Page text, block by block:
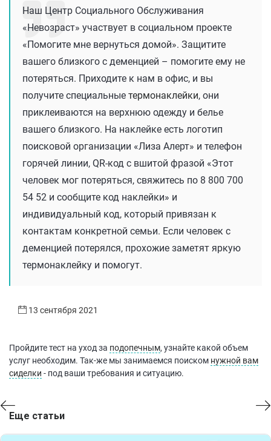
Наш Центр Социального Обслуживания
«Невозраст» участвует в социальном проекте
«Помогите мне вернуться домой». Защитите
вашего близкого с деменцией – помогите ему не
потеряться. Приходите к нам в офис, и вы
получите специальные термонаклейки, они
приклеиваются на верхнюю одежду и белье
вашего близкого. На наклейке есть логотип
поисковой организации «Лиза Алерт» и телефон
горячей линии, QR-код с вшитой фразой «Этот
человек мог потеряться, свяжитесь по 8 800 700
54 52 и сообщите код наклейки» и
индивидуальный код, который привязан к
контактам конкретной семьи. Если человек с
деменцией потерялся, прохожие заметят яркую
термонаклейку и помогут.
13 сентября 2021
Пройдите тест на уход за подопечным, узнайте какой объем
услуг необходим. Так-же мы занимаемся поиском нужной вам
сиделки - под ваши требования и ситуацию.
Еще статьи